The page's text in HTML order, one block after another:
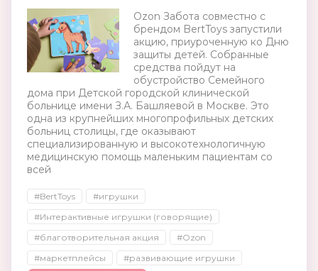
Ozon Забота совместно с
брендом BertToys запустили
акцию, приуроченную ко Дню
защиты детей. Собранные
средства пойдут на
обустройство Семейного
дома при Детской городской клинической
больнице имени З.А. Башляевой в Москве. Это
одна из крупнейших многопрофильных детских
больниц столицы, где оказывают
специализированную и высокотехнологичную
медицинскую помощь маленьким пациентам со
всей
#BertToys
#игрушки
#Интерактивные игрушки (говорящие)
#благотворительная акция
#Ozon
#маркетплейсы
#развивающие игрушки